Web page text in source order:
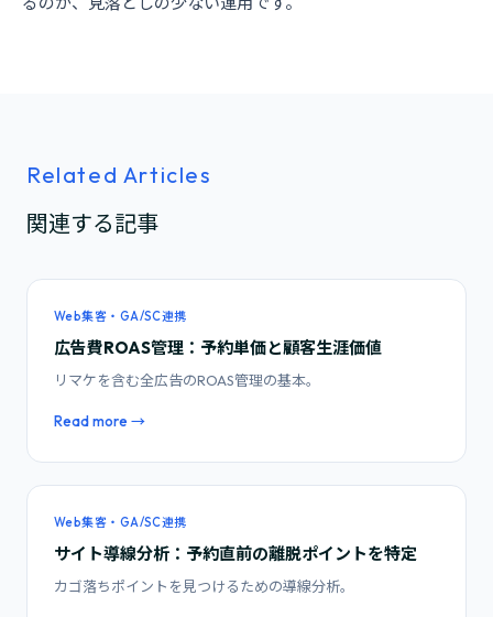
Related Articles
関連する記事
Web集客・GA/SC連携
広告費ROAS管理：予約単価と顧客生涯価値
リマケを含む全広告のROAS管理の基本。
Read more →
Web集客・GA/SC連携
サイト導線分析：予約直前の離脱ポイントを特定
カゴ落ちポイントを見つけるための導線分析。